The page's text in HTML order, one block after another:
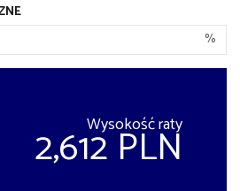
%
Wysokość raty
2,612 PLN